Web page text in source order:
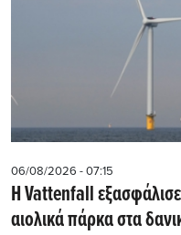
06/08/2026 - 07:15
Η Vattenfall
αιολικά πάρκα στα